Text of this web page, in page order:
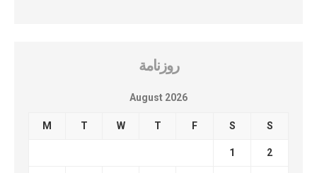
روزنامة
August 2026
M T W T F S S
1 2